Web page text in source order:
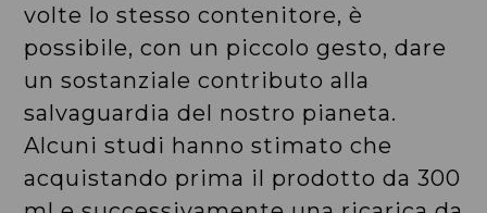
volte lo stesso contenitore, è
possibile, con un piccolo gesto, dare
un sostanziale contributo alla
salvaguardia del nostro pianeta.
Alcuni studi hanno stimato che
acquistando prima il prodotto da 300